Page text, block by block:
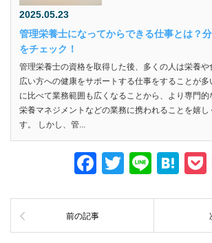
2025.05.23
管理栄養士になってからできる仕事とは？
をチェック！
管理栄養士の資格を取得した後、多くの人は栄養
広い方への健康をサポートする仕事をすることが
に比べて業務範囲も広くなることから、より専門的
栄養マネジメントなどの業務に携われることを嬉し
す。 しかし、管...
F
c
e
T
tt
er
Li
e
H
e
n
前の記事